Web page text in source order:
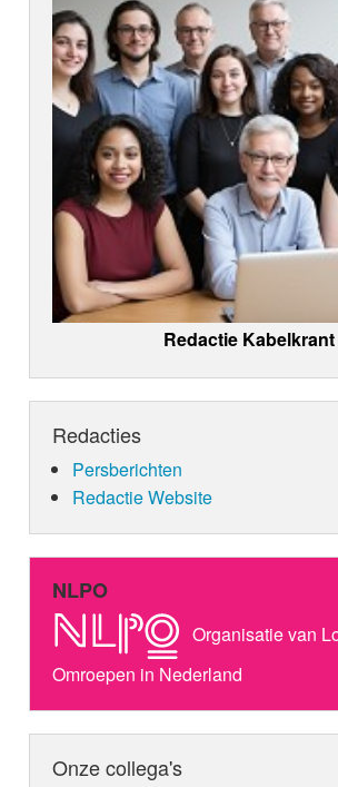
Redactie Kabelkrant
Redacties
Persberichten
Redactie Website
NLPO
Organisatie van
Omroepen in Nederland
Onze collega's